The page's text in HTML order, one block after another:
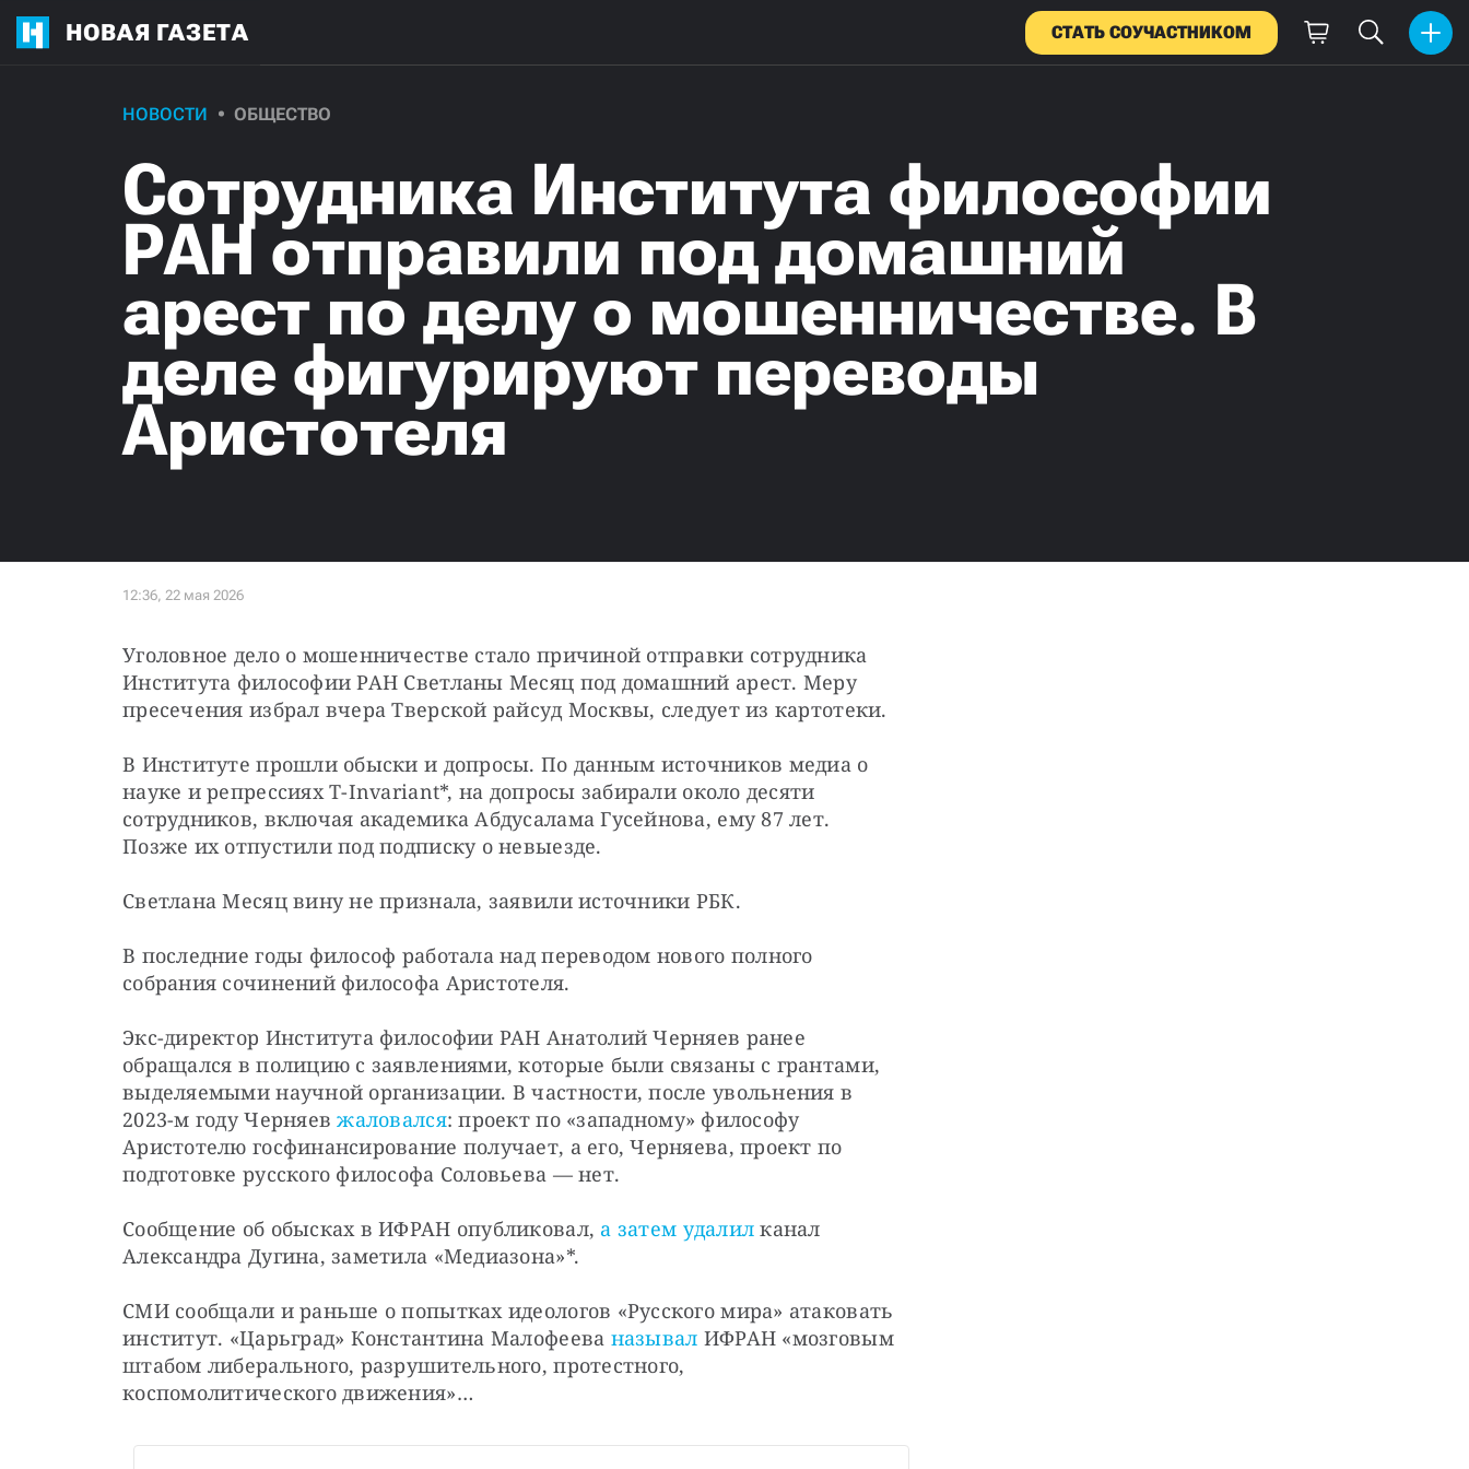
НОВАЯ ГАЗЕТА СТАТЬ СОУЧАСТНИКОМ
НОВОСТИ ОБЩЕСТВО
Сотрудника Института философии
РАН отправили под домашний
арест по делу о мошенничестве. В
деле фигурируют переводы
Аристотеля
Уголовное дело о мошенничестве стало причиной отправки сотрудника
Института философии РАН Светланы Месяц под домашний арест. Меру
пресечения избрал вчера Тверской райсуд Москвы, следует из картотеки.
В Институте прошли обыски и допросы. По данным источников медиа о
науке и репрессиях T-Invariant*, на допросы забирали около десяти
сотрудников, включая академика Абдусалама Гусейнова, ему 87 лет.
Позже их отпустили под подписку о невыезде.
Светлана Месяц вину не признала, заявили источники РБК.
В последние годы философ работала над переводом нового полного
собрания сочинений философа Аристотеля.
Экс-директор Института философии РАН Анатолий Черняев ранее
обращался в полицию с заявлениями, которые были связаны с грантами,
выделяемыми научной организации. В частности, после увольнения в
2023-м году Черняев жаловался: проект по «западному» философу
Аристотелю госфинансирование получает, а его, Черняева, проект по
подготовке русского философа Соловьева — нет.
Сообщение об обысках в ИФРАН опубликовал, а затем удалил канал
Александра Дугина, заметила «Медиазона»*.
СМИ сообщали и раньше о попытках идеологов «Русского мира» атаковать
институт. «Царьград» Константина Малофеева называл ИФРАН «мозговым
штабом либерального, разрушительного, протестного,
коспомолитического движения»…